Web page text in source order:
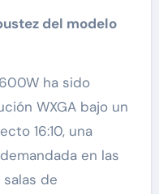
del modelo
ha sido
WXGA bajo un
16:10, una
en las
de